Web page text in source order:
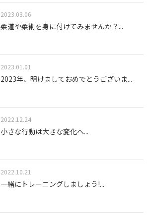
2023.03.06
柔道や柔術を身に付けてみませんか？ ...
2023.01.01
2023年、明けましておめでとうございま...
2022.12.24
小さな行動は大きな変化へ...
2022.10.21
一緒にトレーニングしましょう!...